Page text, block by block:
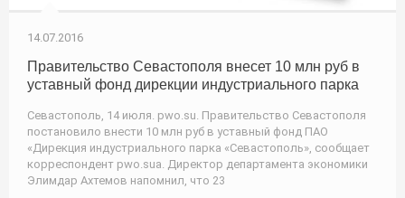
14.07.2016
Правительство Севастополя внесет 10 млн руб в
уставный фонд дирекции индустриального парка
Севастополь, 14 июля. pwo.su. Правительство Севастополя
постановило внести 10 млн руб в уставный фонд ПАО
«Дирекция индустриального парка «Севастополь», сообщает
корреспондент pwo.suа. Директор департамента экономики
Элимдар Ахтемов напомнил, что 23